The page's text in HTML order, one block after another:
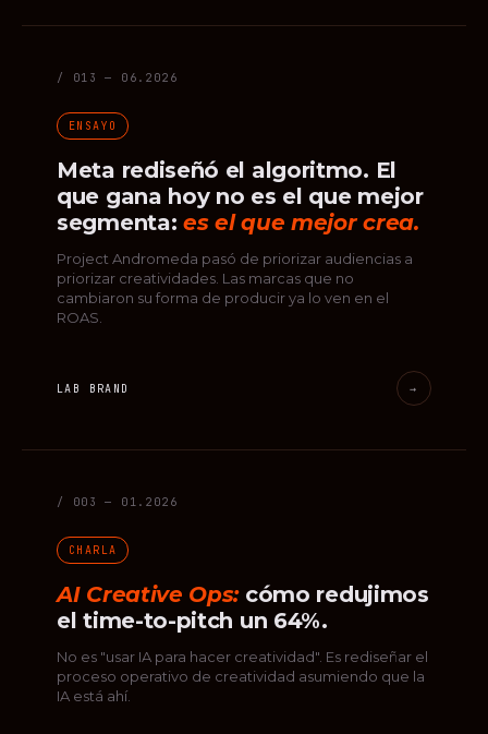
/ 013 — 06.2026
ENSAYO
Meta rediseñó el algoritmo. El
que gana hoy no es el que mejor
segmenta: es el que mejor crea.
Project Andromeda pasó de priorizar audiencias a
priorizar creatividades. Las marcas que no
cambiaron su forma de producir ya lo ven en el
ROAS.
LAB BRAND →
/ 003 — 01.2026
CHARLA
AI Creative Ops:cómo redujimos
el time-to-pitch un 64%.
No es "usar IA para hacer creatividad". Es rediseñar el
proceso operativo de creatividad asumiendo que la
IA está ahí.